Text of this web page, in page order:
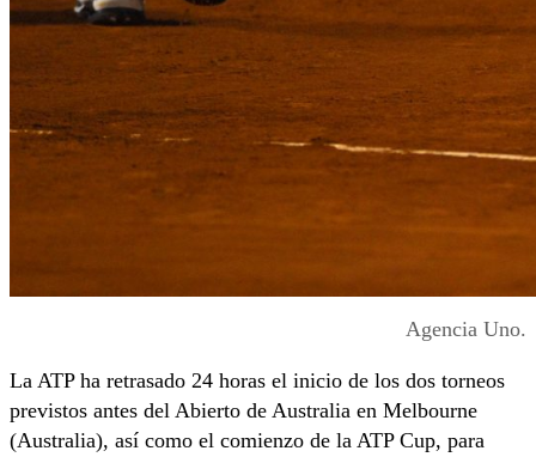
Agencia Uno.
La ATP ha retrasado 24 horas el inicio de los dos torneos
previstos antes del Abierto de Australia en Melbourne
(Australia), así como el comienzo de la ATP Cup, para